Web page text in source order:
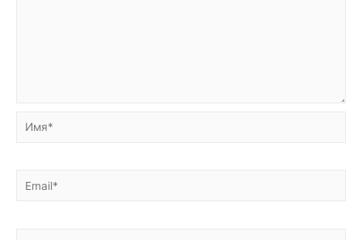
Имя*
Email*